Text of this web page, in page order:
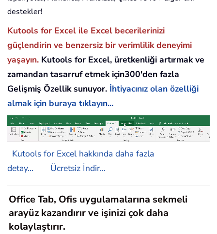
destekler!
Kutools for Excel ile Excel becerilerinizi
güçlendirin ve benzersiz bir verimlilik deneyimi
yaşayın. Kutools for Excel, üretkenliği artırmak ve
zamandan tasarruf etmek için300'den fazla
Gelişmiş Özellik sunuyor. İhtiyacınız olan özelliği
almak için buraya tıklayın...
Kutools for Excel hakkında daha fazla
detay...
Ücretsiz İndir...
Office Tab, Ofis uygulamalarına sekmeli
arayüz kazandırır ve işinizi çok daha
kolaylaştırır.